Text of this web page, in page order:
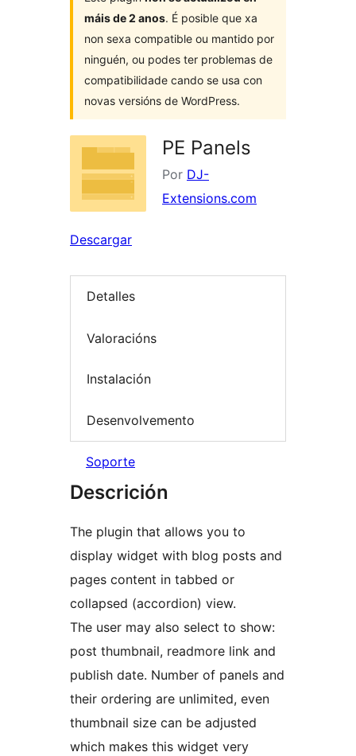
máis de 2 anos. É posible que xa
non sexa compatible ou mantido por
ninguén, ou podes ter problemas de
compatibilidade cando se usa con
novas versións de WordPress.
PE Panels
Por DJ-
Extensions.com
Descargar
Detalles
Valoracións
Instalación
Desenvolvemento
Soporte
Descrición
The plugin that allows you to
display widget with blog posts and
pages content in tabbed or
collapsed (accordion) view.
The user may also select to show:
post thumbnail, readmore link and
publish date. Number of panels and
their ordering are unlimited, even
thumbnail size can be adjusted
which makes this widget very